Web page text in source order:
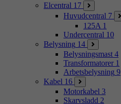
Elcentral 17
Huvudcentral 7
125A 1
Undercentral 10
Belysning 14
Belysningsmast 4
Transformatorer 1
Arbetsbelysning 9
Kabel 16
Motorkabel 3
Skarvsladd 2